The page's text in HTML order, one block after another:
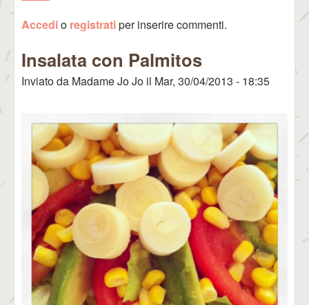
Accedio registratiper inserire commenti.
Insalata con Palmitos
Inviato da Madame Jo Jo il Mar, 30/04/2013 - 18:35